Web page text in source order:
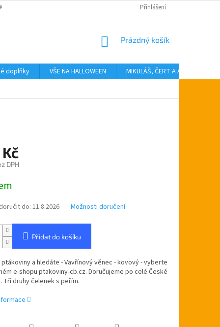
Přihlášení
NÁKUPNÍ
Prázdný košík
doplňky VŠE NA HALLOWEEN MIKULÁŠ, ČERT A ANDĚL
DPH
do: 11.8.2026 Možnosti doručení
Přidat do košíku
a hledáte -Vavřínový věnec - kovový- vyberte
e-shopu ptakoviny-cb.cz. Doručujeme po celé České
Tři druhy čelenek s peřím.